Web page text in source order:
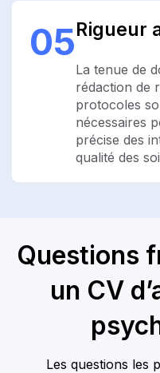
05Rigueur
La tenue de
rédaction de
protocoles
nécessaires
précise des
qualité des
Questions
un CV
Les questions les